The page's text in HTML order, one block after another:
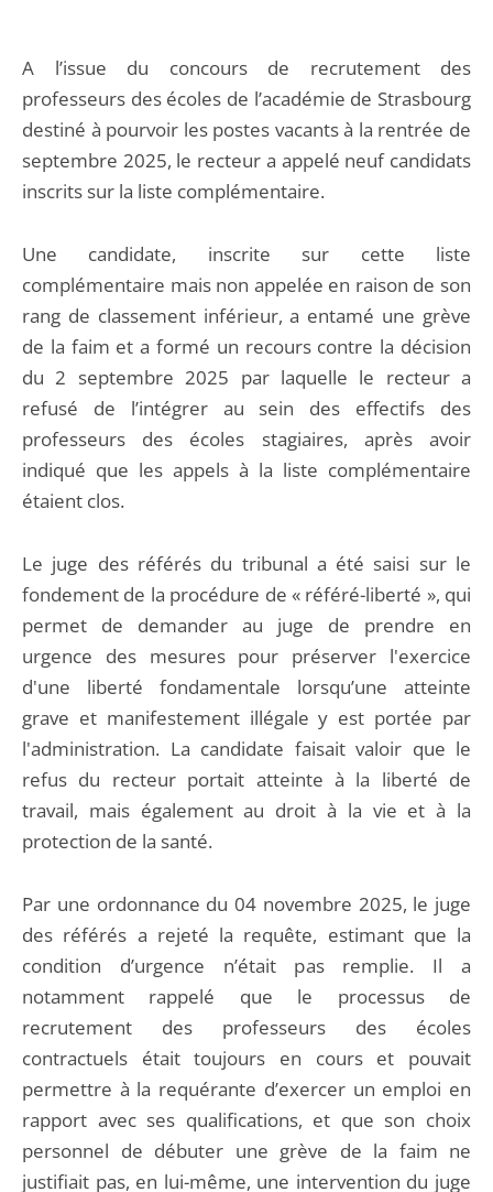
A l’issue du concours de recrutement des
professeurs des écoles de l’académie de Strasbourg
destiné à pourvoir les postes vacants à la rentrée de
septembre 2025, le recteur a appelé neuf candidats
inscrits sur la liste complémentaire.
Une candidate, inscrite sur cette liste
complémentaire mais non appelée en raison de son
rang de classement inférieur, a entamé une grève
de la faim et a formé un recours contre la décision
du 2 septembre 2025 par laquelle le recteur a
refusé de l’intégrer au sein des effectifs des
professeurs des écoles stagiaires, après avoir
indiqué que les appels à la liste complémentaire
étaient clos.
Le juge des référés du tribunal a été saisi sur le
fondement de la procédure de « référé-liberté », qui
permet de demander au juge de prendre en
urgence des mesures pour préserver l'exercice
d'une liberté fondamentale lorsqu’une atteinte
grave et manifestement illégale y est portée par
l'administration. La candidate faisait valoir que le
refus du recteur portait atteinte à la liberté de
travail, mais également au droit à la vie et à la
protection de la santé.
Par une ordonnance du 04 novembre 2025, le juge
des référés a rejeté la requête, estimant que la
condition d’urgence n’était pas remplie. Il a
notamment rappelé que le processus de
recrutement des professeurs des écoles
contractuels était toujours en cours et pouvait
permettre à la requérante d’exercer un emploi en
rapport avec ses qualifications, et que son choix
personnel de débuter une grève de la faim ne
justifiait pas, en lui-même, une intervention du juge